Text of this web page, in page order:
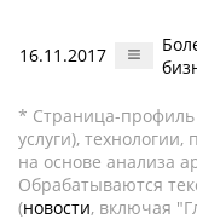
16.11.2017
* Страница-профиль
услуги),
на основе анализа
Обрабатываются
(новости, включая